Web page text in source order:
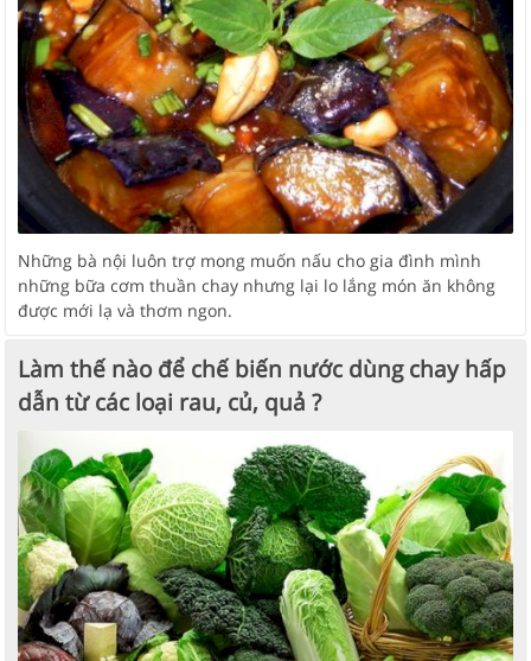
Những bà nội luôn trợ mong muốn nấu cho gia đình mình
những bữa cơm thuần chay nhưng lại lo lắng món ăn không
được mới lạ và thơm ngon.
Làm thế nào để chế biến nước dùng chay hấp
dẫn từ các loại rau, củ, quả ?